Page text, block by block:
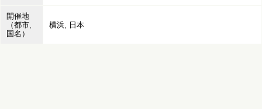
開催地
（都市,
国名）
横浜, 日本